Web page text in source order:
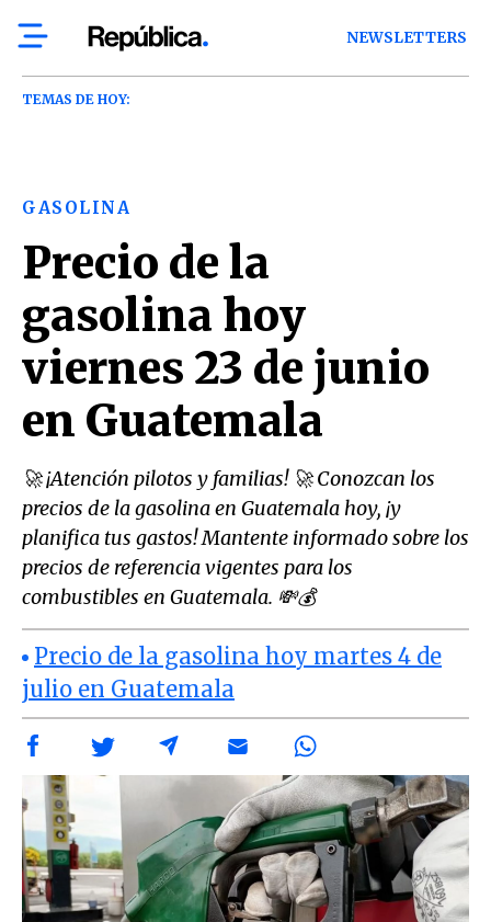
NEWSLETTERS
TEMAS DE HOY:
GASOLINA
Precio de la
gasolina hoy
viernes 23 de junio
en Guatemala
🚀 ¡Atención pilotos y familias! 🚀 Conozcan los
precios de la gasolina en Guatemala hoy, ¡y
planifica tus gastos! Mantente informado sobre los
precios de referencia vigentes para los
combustibles en Guatemala. 💸💰
Precio de la gasolina hoy martes 4 de
julio en Guatemala